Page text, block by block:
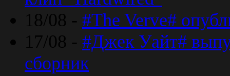
18/08 - #The Verve#
17/08 - #Джек Уайт#
сборник